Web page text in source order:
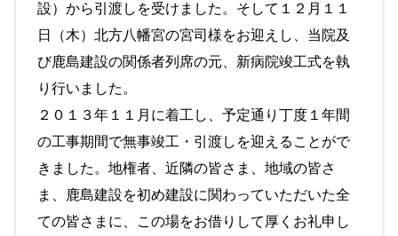
設）から引渡しを受けました。そして１２月１１
日（木）北方八幡宮の宮司様をお迎えし、当院及
び鹿島建設の関係者列席の元、新病院竣工式を執
り行いました。
２０１３年１１月に着工し、予定通り丁度１年間
の工事期間で無事竣工・引渡しを迎えることがで
きました。地権者、近隣の皆さま、地域の皆さ
ま、鹿島建設を初め建設に関わっていただいた全
ての皆さまに、この場をお借りして厚くお礼申し